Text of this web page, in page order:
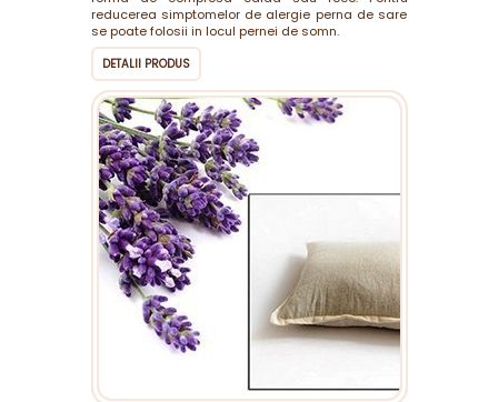
reducerea simptomelor de alergie perna de sare
se poate folosii in locul pernei de somn.
DETALII PRODUS